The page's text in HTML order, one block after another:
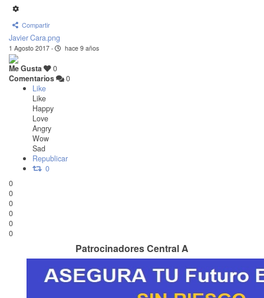
Compartir
Javier Cara.png
1 Agosto 2017 · hace 9 años
Me Gusta
0
Comentarios
0
Like
Like
Happy
Love
Angry
Wow
Sad
Republicar
0
0
0
0
0
0
0
Patrocinadores Central A